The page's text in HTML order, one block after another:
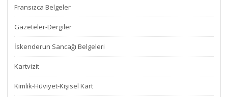
Fransızca Belgeler
Gazeteler-Dergiler
İskenderun Sancağı Belgeleri
Kartvizit
Kimlik-Hüviyet-Kişisel Kart